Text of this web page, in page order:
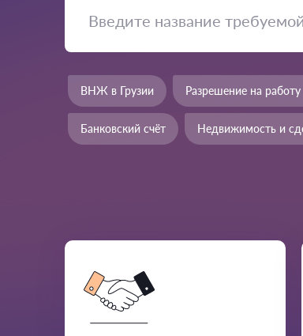
ВНЖ в Грузии Разрешение на
Банковский счёт Недвижимость и